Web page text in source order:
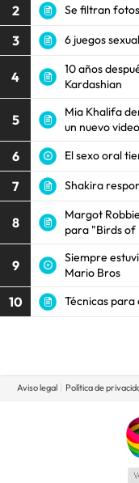
2 Se filtran
3 6 juegos
4
10 años
Kardashian
5
Mia Khalifa
un nuevo video
6 El sexo oral
7 Shakira
8
Margot
para "Birds of
9
Siempre
Mario Bros
10 Técnicas para
Aviso legal Política de